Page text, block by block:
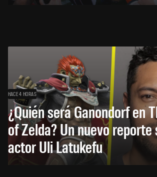
HACE 4 HORAS
¿Quién será Ganondorf en
of Zelda? Un nuevo reporte
actor Uli Latukefu